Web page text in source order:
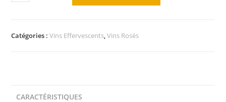
Catégories :Vins Effervescents,Vins Rosés
CARACTÉRISTIQUES